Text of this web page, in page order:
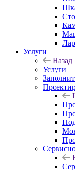
Услуги
Назад
Услуги